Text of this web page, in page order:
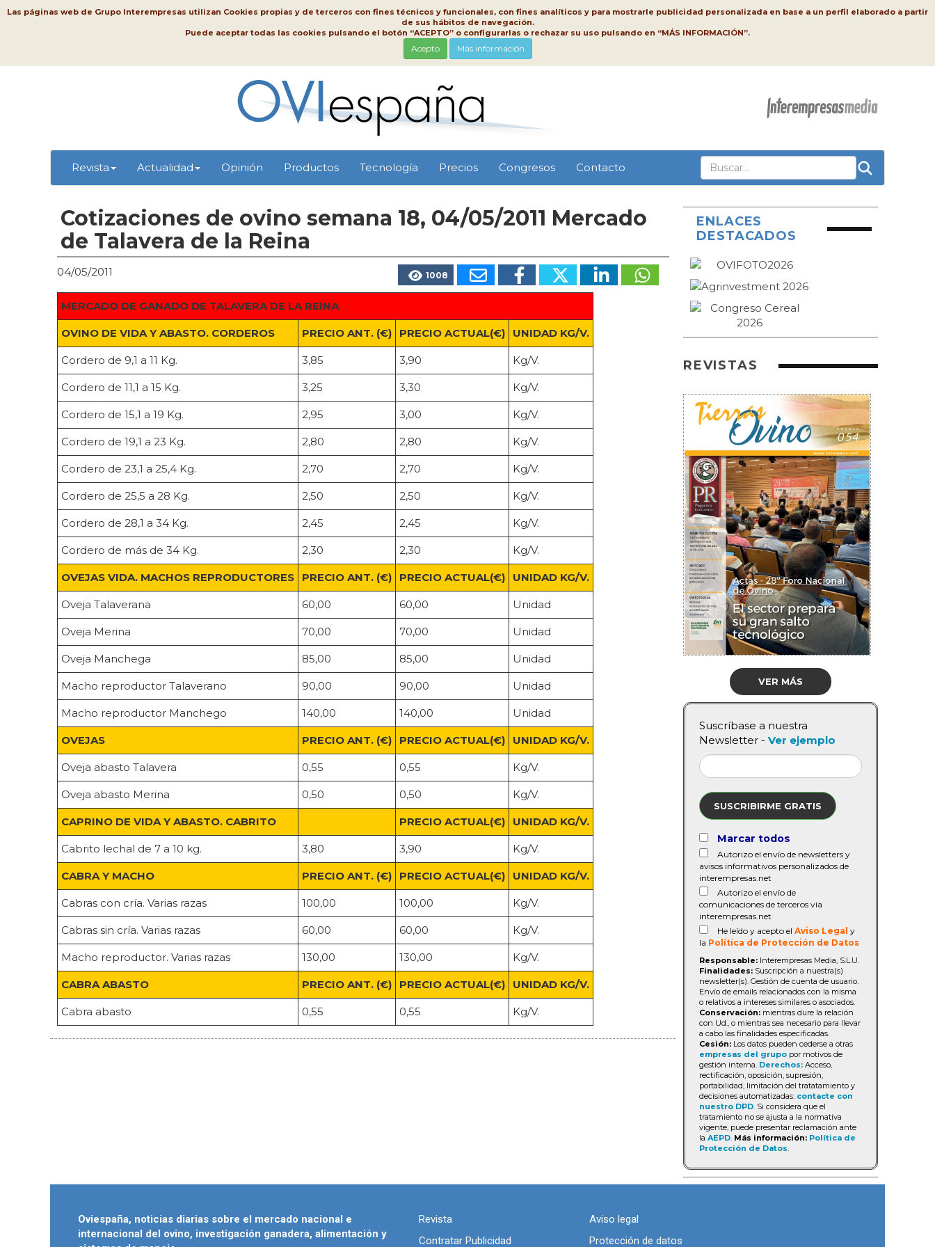
Las páginas web de Grupo Interempresas utilizan Cookies propias y de terceros con fines técnicos y funcionales, con fines analíticos y para mostrarle publicidad personalizada en base a un perfil elaborado a partir
de sus hábitos de navegación.
Puede aceptar todas las cookies pulsando el botón “ACEPTO” o configurarlas o rechazar su uso pulsando en “MÁS INFORMACIÓN”.
Acepto Más información
Revista Actualidad Opinión Productos Tecnología Precios Congresos Contacto
Cotizaciones de ovino semana 18, 04/05/2011 Mercado
de Talavera de la Reina
04/05/2011 1008
MERCADO DE GANADO DE TALAVERA DE LA REINA
OVINO DE VIDA Y ABASTO. CORDEROS PRECIO ANT. (€) PRECIO ACTUAL(€) UNIDAD KG/V.
Cordero de 9,1 a 11 Kg. 3,85 3,90 Kg/V.
Cordero de 11,1 a 15 Kg. 3,25 3,30 Kg/V.
Cordero de 15,1 a 19 Kg. 2,95 3,00 Kg/V.
Cordero de 19,1 a 23 Kg. 2,80 2,80 Kg/V.
Cordero de 23,1 a 25,4 Kg. 2,70 2,70 Kg/V.
Cordero de 25,5 a 28 Kg. 2,50 2,50 Kg/V.
Cordero de 28,1 a 34 Kg. 2,45 2,45 Kg/V.
Cordero de más de 34 Kg. 2,30 2,30 Kg/V.
OVEJAS VIDA. MACHOS REPRODUCTORES PRECIO ANT. (€) PRECIO ACTUAL(€) UNIDAD KG/V.
Oveja Talaverana 60,00 60,00 Unidad
Oveja Merina 70,00 70,00 Unidad
Oveja Manchega 85,00 85,00 Unidad
Macho reproductor Talaverano 90,00 90,00 Unidad
Macho reproductor Manchego 140,00 140,00 Unidad
OVEJAS PRECIO ANT. (€) PRECIO ACTUAL(€) UNIDAD KG/V.
Oveja abasto Talavera 0,55 0,55 Kg/V.
Oveja abasto Merina 0,50 0,50 Kg/V.
CAPRINO DE VIDA Y ABASTO. CABRITO PRECIO ACTUAL(€) UNIDAD KG/V.
Cabrito lechal de 7 a 10 kg. 3,80 3,90 Kg/V.
CABRA Y MACHO PRECIO ANT. (€) PRECIO ACTUAL(€) UNIDAD KG/V.
Cabras con cría. Varias razas 100,00 100,00 Kg/V.
Cabras sin cría. Varias razas 60,00 60,00 Kg/V.
Macho reproductor. Varias razas 130,00 130,00 Kg/V.
CABRA ABASTO PRECIO ANT. (€) PRECIO ACTUAL(€) UNIDAD KG/V.
Cabra abasto 0,55 0,55 Kg/V.
ENLACES
DESTACADOS
REVISTAS
VER MÁS
Suscríbase a nuestra
Newsletter - Ver ejemplo
SUSCRIBIRME GRATIS
Marcar todos
Autorizo el envío de newsletters y
avisos informativos personalizados de
interempresas.net
Autorizo el envío de
comunicaciones de terceros vía
interempresas.net
He leído y acepto el Aviso Legal y
la Política de Protección de Datos
Responsable: Interempresas Media, S.L.U.
Finalidades: Suscripción a nuestra(s)
newsletter(s). Gestión de cuenta de usuario.
Envío de emails relacionados con la misma
o relativos a intereses similares o asociados.
Conservación: mientras dure la relación
con Ud., o mientras sea necesario para llevar
a cabo las finalidades especificadas.
Cesión: Los datos pueden cederse a otras
empresas del grupo por motivos de
gestión interna. Derechos: Acceso,
rectificación, oposición, supresión,
portabilidad, limitación del tratatamiento y
decisiones automatizadas: contacte con
nuestro DPD. Si considera que el
tratamiento no se ajusta a la normativa
vigente, puede presentar reclamación ante
la AEPD. Más información: Política de
Protección de Datos.
Oviespaña, noticias diarias sobre el mercado nacional e
internacional del ovino, investigación ganadera, alimentación y
Revista
Contratar Publicidad
Aviso legal
Protección de datos